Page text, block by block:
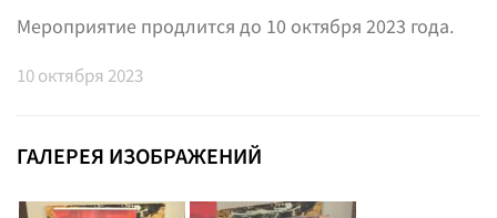
Мероприятие продлится до 10 октября 2023 года.
10октября 2023
ГАЛЕРЕЯ ИЗОБРАЖЕНИЙ